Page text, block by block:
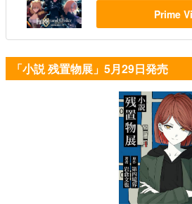
Prime
「小説 残置物展」5月29日発売